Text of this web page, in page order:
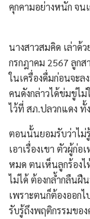
คุกคามอย่างหนัก จน
นางสาวสมคิด เล่าด้
กรกฎาคม 2567 ลูก
ในเครื่องดื่มก่อนจะล
คนดังกล่าวได้ข่มขู่ไ
ไว้ที่ สภ.ปลวกแดง ทั้
ตอนนั้นยอมรับว่าไม่
เอาเรื่องเขา ตัวผู้ก่
หมด ตนเห็นลูกร้อง
ไม่ได้ ต้องกล้ำกลืนฝื
เพราะตนก็ต้องออก
รับรู้ถึงพฤติกรรมขอ